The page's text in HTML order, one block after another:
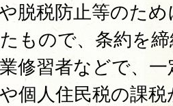
脱税防止等のた
もので、条約を
修習者などで、
個人住民税の課